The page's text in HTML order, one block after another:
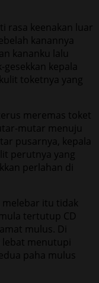
rasa keenakan luar
kanannya
kananku lalu
kepala
toketnya yang
meremas toket
mutar menuju
pusarnya, kepala
perutnya yang
perlahan di
melebar itu tidak
tertutup CD
mulus. Di
menutupi
paha mulus